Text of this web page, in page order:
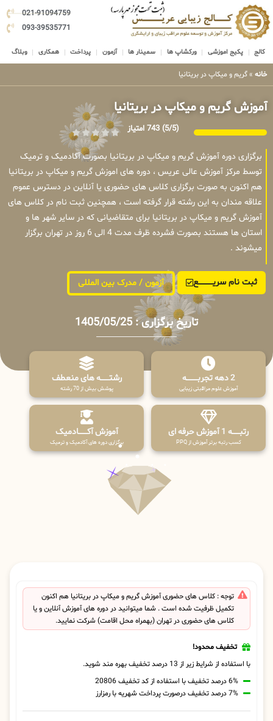
021-91094759
093-39535771
کالج پکیج اموزشی ورکشاپ ها سمینار ها آزمون پرداخت همکاری وبلاگ
خانه » گریم و میکاپ در بریتانیا
آموزش گریم و میکاپ در بریتانیا
(5/5) 743 امتیاز
برگزاری دوره آموزش گریم و میکاپ در بریتانیا بصورت آکادمیک و ترمیک
توسط مرکز آموزش عالی عریس ، دوره های اموزش گریم و میکاپ در بریتانیا
هم اکنون به صورت برگزاری کلاس های حضوری یا آنلاین در دسترس عموم
علاقه مندان به این رشته قرار گرفته است ، همچنین ثبت نام در کلاس های
آموزش گریم و میکاپ در بریتانیا برای متقاضیانی که در سایر شهر ها و
استان ها هستند بصورت فشرده ظرف مدت 4 الی 6 روز در تهران برگزار
میشوند .
ثبت نام سریــــــــــــع آزمون / مدرک بین المللی
تاریخ برگزاری : 1405/05/25
2 دهه تجربـــــــــه
آموزش علوم مراقبتی زیبایی
رشتـــــــه های منعطف
پوشش بیش از 70 رشته
رتبــــــه 1 آموزش حرفه ای
کسب رتبه برتر آموزش از PPQ
آموزش آکـــــــادمیک
برگزاری دوره های آکادمیک و ترمیک
توجه : کلاس های حضوری آموزش گریم و میکاپ در بریتانیا هم اکنون
تکمیل ظرفیت شده است . شما میتوانید در دوره های آموزش آنلاین و یا
کلاس های حضوری در تهران (بهمراه محل اقامت) شرکت نمایید.
تخفیف محدود!
با استفاده از شرایط زیر از 13 درصد تخفیف بهره مند شوید.
6% درصد تخفیف با استفاده از کد تخفیف 20806
7% درصد تخفیف درصورت پرداخت شهریه با رمزارز